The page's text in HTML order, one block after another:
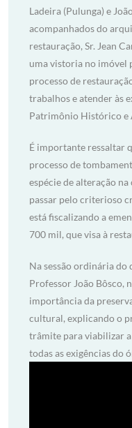
Ladeira (Pulunga) e
acompanhados do
restauração, Sr. Jean
uma vistoria no imóvel
processo de
trabalhos e atender às
Patrimônio Histórico e
É importante ressaltar
processo de
espécie de alteração
passar pelo criterioso
está fiscalizando a
700 mil, que visa à
Na sessão ordinária
Professor João Bôsco,
importância da
cultural, explicando o
trâmite para viabilizar
todas as exigências do